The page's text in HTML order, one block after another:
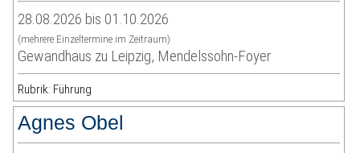
28.08.2026 bis 01.10.2026
(mehrere Einzeltermine im Zeitraum)
Gewandhaus zu Leipzig, Mendelssohn-Foyer
Rubrik: Führung
Agnes Obel